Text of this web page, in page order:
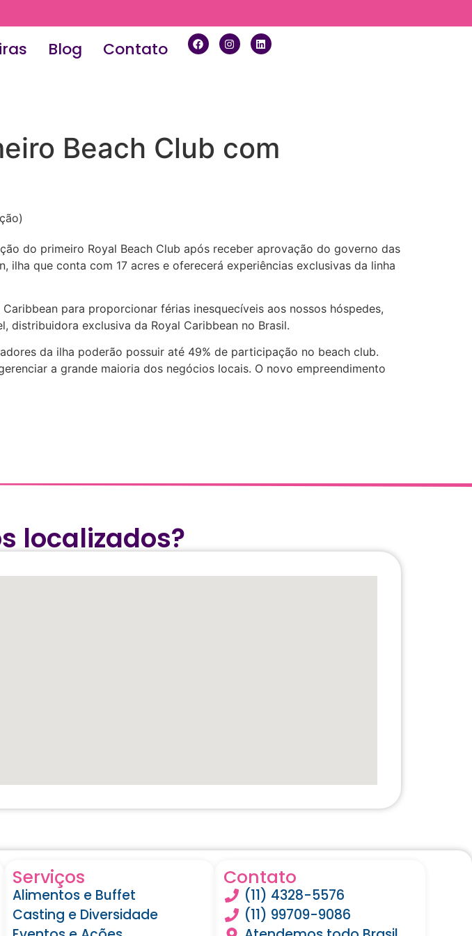
Blog Contato
Beach Club com
do primeiro Royal Beach Club após receber aprovação do governo das
ilha que conta com 17 acres e oferecerá experiências exclusivas da linha
para proporcionar férias inesquecíveis aos nossos hóspedes,
distribuidora exclusiva da Royal Caribbean no Brasil.
da ilha poderão possuir até 49% de participação no beach club.
a grande maioria dos negócios locais. O novo empreendimento
localizados?
Serviços
Alimentos e Buffet
Casting e Diversidade
Contato
(11) 4328-5576
(11) 99709-9086